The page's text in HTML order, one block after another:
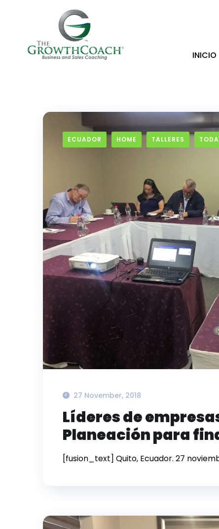
INICIO
ECUADOR HOME TALLERES
27 November, 2018
Líderes de
Planeación para
[fusion_text] Quito, Ecuador. 27